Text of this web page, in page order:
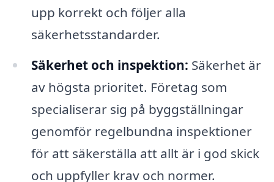
upp korrekt och följer alla
säkerhetsstandarder.
Säkerhet och inspektion: Säkerhet är
av högsta prioritet. Företag som
specialiserar sig på byggställningar
genomför regelbundna inspektioner
för att säkerställa att allt är i god skick
och uppfyller krav och normer.